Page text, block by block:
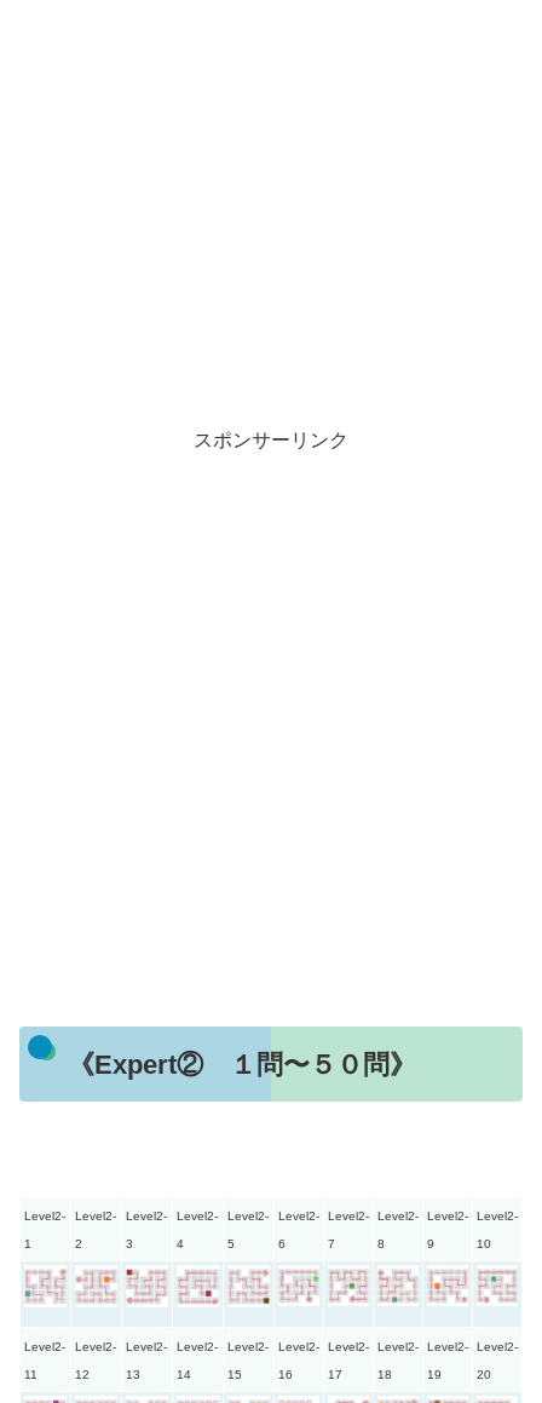
スポンサーリンク
《Expert② １問〜５０問》
Level2-
1
Level2-
2
Level2-
3
Level2-
4
Level2-
5
Level2-
6
Level2-
7
Level2-
8
Level2-
9
Level2-
10
Level2-
11
Level2-
12
Level2-
13
Level2-
14
Level2-
15
Level2-
16
Level2-
17
Level2-
18
Level2-
19
Level2-
20